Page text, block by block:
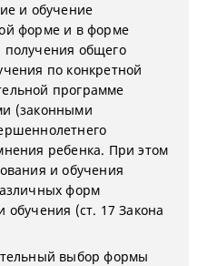
и обучение
форме и в форме
общего
по конкретной
программе
(законными
ребенка. При этом
и обучения
форм
обучения (ст. 17 Закона
выбор формы